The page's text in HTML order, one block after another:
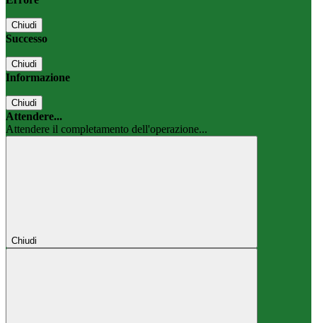
Chiudi
Successo
Chiudi
Informazione
Chiudi
Attendere...
Attendere il completamento dell'operazione...
Chiudi